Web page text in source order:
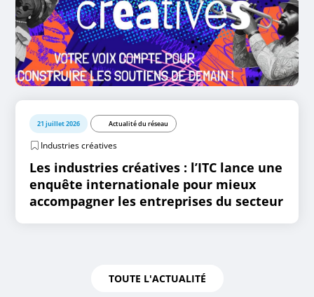
21 juillet 2026 Actualité du réseau
Industries créatives
Les industries créatives : l’ITC lance une
enquête internationale pour mieux
accompagner les entreprises du secteur
TOUTE L'ACTUALITÉ